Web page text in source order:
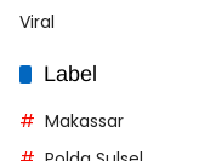
Viral
Label
Makassar